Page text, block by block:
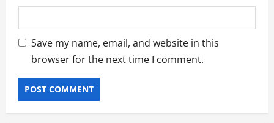
Save my name, email, and website in this
browser for the next time I comment.